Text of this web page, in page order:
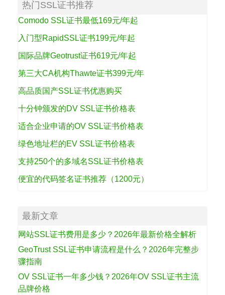
热门SSL证书推荐
Comodo SSL证书最低169元/年起
入门型RapidSSL证书199元/年起
国际品牌Geotrust证书619元/年起
第三大CA机构Thawte证书399元/年
高品质国产SSL证书优惠购买
十分钟颁发的DV SSL证书价格表
适合企业申请的OV SSL证书价格表
绿色地址栏的EV SSL证书价格表
支持250个的多域名SSL证书价格表
便宜的代码签名证书推荐（1200元）
最新文章
网站SSL证书费用是多少？2026年最新价格全解析
GeoTrust SSL证书申请流程是什么？2026年完整步
骤指南
OV SSL证书一年多少钱？2026年OV SSL证书主流
品牌价格